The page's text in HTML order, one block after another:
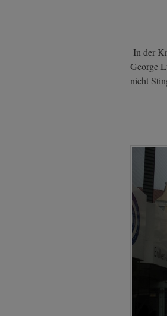
In der
George
nicht